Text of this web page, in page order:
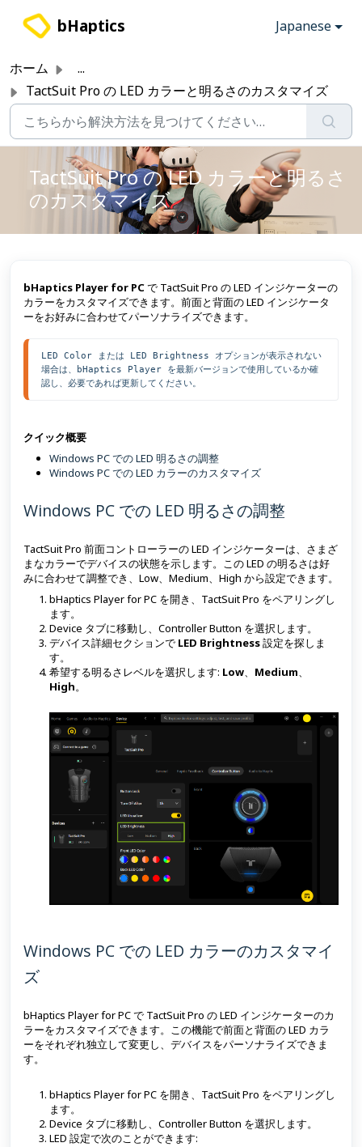
bHaptics Japanese
ホーム
...
TactSuit Pro の LED カラーと明るさのカスタマイズ
TactSuit Pro の LED カラーと明るさ
のカスタマイズ
bHaptics Player for PCで TactSuit Pro の LED インジケーターの
カラーをカスタマイズできます。前面と背面の LED インジケータ
ーをお好みに合わせてパーソナライズできます。
LED Color または LED Brightness オプションが表示されない
場合は、bHaptics Player を最新バージョンで使用しているか確
認し、必要であれば更新してください。
クイック概要
Windows PC での LED 明るさの調整
Windows PC での LED カラーのカスタマイズ
Windows PC での LED 明るさの調整
TactSuit Pro 前面コントローラーの LED インジケーターは、さまざ
まなカラーでデバイスの状態を示します。この LED の明るさは好
みに合わせて調整でき、Low、Medium、High から設定できます。
bHaptics Player for PC を開き、TactSuit Pro をペアリングし
ます。
Device タブに移動し、Controller Button を選択します。
デバイス詳細セクションで LED Brightness設定を探しま
す。
希望する明るさレベルを選択します: Low、 Medium、
High。
Windows PC での LED カラーのカスタマイ
ズ
bHaptics Player for PC で TactSuit Pro の LED インジケーターのカ
ラーをカスタマイズできます。この機能で前面と背面の LED カラ
ーをそれぞれ独立して変更し、デバイスをパーソナライズできま
す。
bHaptics Player for PC を開き、TactSuit Pro をペアリングし
ます。
Device タブに移動し、Controller Button を選択します。
LED 設定で次のことができます: